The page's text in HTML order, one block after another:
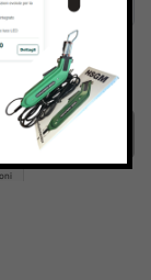
letto e accettato